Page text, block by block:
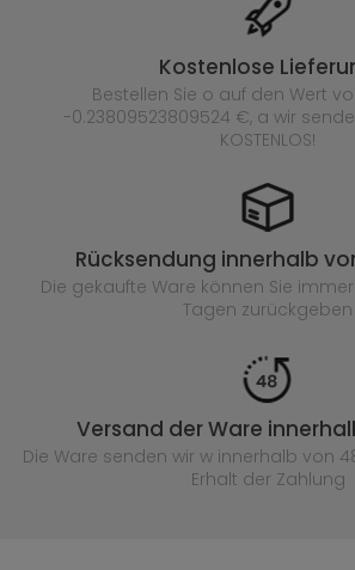
Kostenlose
Bestellen Sie o auf den Wert
-0.23809523809524 €, a wir
KOSTENLOS!
Rücksendung innerhalb
Die gekaufte Ware können Sie
Tagen zurückgeben
Versand der Ware
Die Ware senden wir w innerhalb von
Erhalt der Zahlung